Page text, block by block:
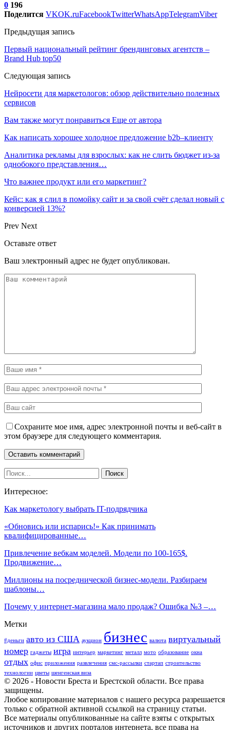
0 196
Поделится VKOK.ruFacebookTwitterWhatsAppTelegramViber
Предыдущая запись
Первый национальный рейтинг брендинговых агентств –
Brand Hub top50
Следующая запись
Нейросети для маркетологов: обзор действительно полезных
сервисов
Вам также могут понравиться Еще от автора
Как написать хорошее холодное предложение b2b–клиенту
Аналитика рекламы для взрослых: как не слить бюджет из-за
однобокого представления…
Что важнее продукт или его маркетинг?
Кейс: как я слил в помойку сайт и за свой счёт сделал новый с
конверсией 13%?
Prev Next
Оставьте ответ
Ваш электронный адрес не будет опубликован.
Сохраните мое имя, адрес электронной почты и веб-сайт в
этом браузере для следующего комментария.
Интересное:
Как маркетологу выбрать IT-подрядчика
«Обновись или испарись!» Как принимать
квалифицированные…
Привлечение вебкам моделей. Модели по 100-165$.
Продвижение…
Миллионы на посреднической бизнес-модели. Разбираем
шаблоны…
Почему у интернет-магазина мало продаж? Ошибка №3 –…
Метки
#деньги авто из США аукцион бизнес валюта виртуальный
номер гаджеты игра интерьер маркетинг металл мото образование окна
отдых офис приложения развлечения смс-рассылки стартап строительство
технологии цветы шенгенская виза
© 2026 - Новости Бреста и Брестской области. Все права
защищены.
Любое копирование материалов с нашего ресурса разрешается
только с обратной активной ссылкой на страницу статьи.
Все материалы опубликованные на сайте взяты с открытых
источников и других порталов интернета, все права на